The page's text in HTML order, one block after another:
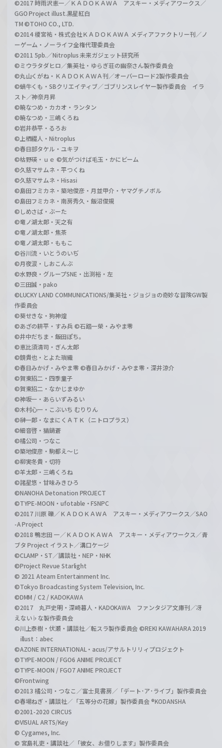
©2017 時雨沢恵一／ＫＡＤＯＫＡＷＡ アスキー・メディアワークス／
GGO Project illust.黒星紅白
TM ©TOHO CO., LTD.
©2014 榎宮祐・株式会社ＫＡＤＯＫＡＷＡ メディアファクトリー刊／ノ
ーゲーム・ノーライフ全権代理委員会
©2011 5pb.／Nitroplus 未来ガジェット研究所
©ミウラタダヒロ／集英社・ゆらぎ荘の幽奈さん製作委員会
©丸山くがね・ＫＡＤＯＫＡＷＡ刊／オーバーロード2製作委員会
©蝸牛くも・SBクリエイティブ／ゴブリンスレイヤー製作委員会 イラ
スト／神奈月昇
©暁なつめ・カカオ・ランタン
©暁なつめ・三嶋くろね
©岩井恭平・るろお
©上栖綴人・Nitroplus
©春日部タケル・ユキヲ
©枯野瑛・ｕｅ ©気がつけば毛玉・かにビーム
©久慈マサムネ・平つくね
©久慈マサムネ・Hisasi
©島田フミカネ・築地俊彦・月並甲介・ヤマグチノボル
©島田フミカネ・南房秀久・飯沼俊規
©しめさば・ぶーた
©竜ノ湖太郎・天之有
©竜ノ湖太郎・焦茶
©竜ノ湖太郎・ももこ
©谷川流・いとうのいぢ
©月夜涙・しおこんぶ
©水野良・グループSNE・出渕裕・左
©三田誠・pako
©LUCKY LAND COMMUNICATIONS/集英社・ジョジョの奇妙な冒険GW製
作委員会
©葵せきな・狗神煌
©あざの耕平・すみ兵 ©石踏一榮・みやま零
©井中だちま・飯田ぽち。
©恵比須清司・ぎん太郎
©鏡貴也・とよた瑣織
©春日みかげ・みやま零 ©春日みかげ・みやま零・深井涼介
©賀東招二・四季童子
©賀東招二・なかじまゆか
©神坂一・あらいずみるい
©木村心一・こぶいち むりりん
©榊一郎・なまにくＡＴＫ（ニトロプラス）
©細音啓・猫鍋蒼
©橘公司・つなこ
©築地俊彦・駒都え～じ
©柳実冬貴・切符
©羊太郎・三嶋くろね
©諸星悠・甘味みきひろ
©NANOHA Detonation PROJECT
©TYPE-MOON・ufotable・FSNPC
©2017 川原 礫／ＫＡＤＯＫＡＷＡ アスキー・メディアワークス／SAO
-A Project
©2018 鴨志田 一／ＫＡＤＯＫＡＷＡ アスキー・メディアワークス／青
ブタ Project イラスト／溝口ケージ
©CLAMP・ST／講談社・NEP・NHK
©Project Revue Starlight
© 2021 Ateam Entertainment Inc.
©Tokyo Broadcasting System Television, Inc.
©DMM / C2 / KADOKAWA
©2017 丸戸史明・深崎暮人・KADOKAWA ファンタジア文庫刊／冴
えない♭な製作委員会
©川上泰樹・伏瀬・講談社／転スラ製作委員会 ©REKI KAWAHARA 2019
illust：abec
©AZONE INTERNATIONAL・acus/アサルトリリィプロジェクト
©TYPE-MOON / FGO6 ANIME PROJECT
©TYPE-MOON / FGO7 ANIME PROJECT
©Frontwing
©2013 橘公司・つなこ／富士見書房／「デート･ア･ライブ」製作委員会
©春場ねぎ・講談社／「五等分の花嫁」製作委員会 ®KODANSHA
©2001-2020 CIRCUS
©VISUAL ARTS/Key
© Cygames, Inc.
© 宮島礼吏・講談社／「彼女、お借りします」製作委員会